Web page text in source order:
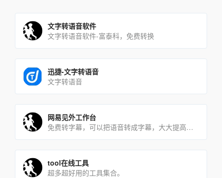
文字转语音软件
文字转语音软件-富泰科，免费转换
迅捷-文字转语音
文字转语音
网易见外工作台
免费转字幕，可以把语音转成字幕，大大提高制作字幕的工作效率
tool在线工具
超多超好用的工具集合。